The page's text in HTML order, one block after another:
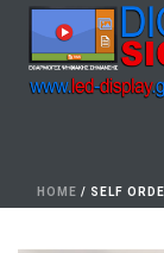
HOME / SELF